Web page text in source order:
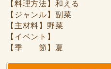
【料理方法】和える
【ジャンル】副菜
【主材料】野菜
【イベント】
【季 節】夏